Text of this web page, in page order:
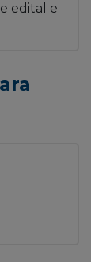
edital e